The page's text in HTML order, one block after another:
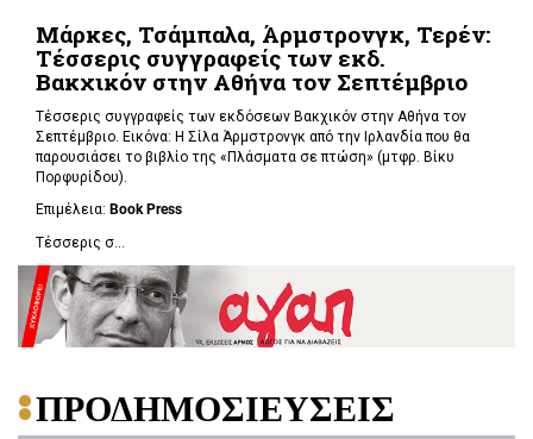
Μάρκες, Τσάμπαλα, Άρμστρονγκ, Τερέν:
Τέσσερις συγγραφείς των εκδ.
Βακχικόν στην Αθήνα τον Σεπτέμβριο
Τέσσερις συγγραφείς των εκδόσεων Βακχικόν στην Αθήνα τον
Σεπτέμβριο. Εικόνα: Η Σίλα Άρμστρονγκ από την Ιρλανδία που θα
παρουσιάσει το βιβλίο της «Πλάσματα σε πτώση» (μτφρ. Βίκυ
Πορφυρίδου).
Επιμέλεια: Book Press
Τέσσερις σ...
ΠΡΟΔΗΜΟΣΙΕΥΣΕΙΣ